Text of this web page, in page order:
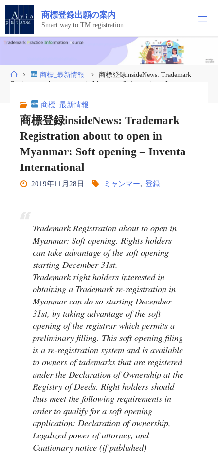
コ
テ
ン
ツ
ス
商標登録出願の案内
Smart way to TM registration
ホ
ー
商標_最新情報
商標登録insideNews: Trademark
Registration about to open in Myanmar: Soft opening – Inventa
商標_最新情報
商標登録insideNews: Trademark
Registration about to open in
Myanmar: Soft opening – Inventa
International
2019年11月28日 ミャンマー, 登録
Trademark Registration about to open in
Myanmar: Soft opening. Rights holders
can take advantage of the soft opening
starting December 31st.
Trademark right holders interested in
obtaining a Trademark re-registration in
Myanmar can do so starting December
31st, by taking advantage of the soft
opening of the registrar which permits a
preliminary filling. This soft opening filing
is a re-registration system and is available
to owners of tademarks that are registered
under the Declaration of Ownership at the
Registry of Deeds. Right holders should
thus meet the following requirements in
order to qualify for a soft opening
application: Declaration of ownership,
Legalized power of attorney, and
Cautionary notice (if published)